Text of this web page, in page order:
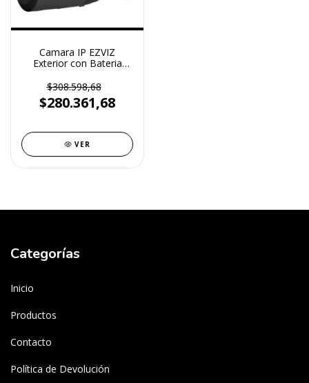
Camara IP EZVIZ
Exterior con Bateria
BC1C
$308.598,68
$280.361,68
VER
Categorías
Inicio
Productos
Contacto
Política de Devolución